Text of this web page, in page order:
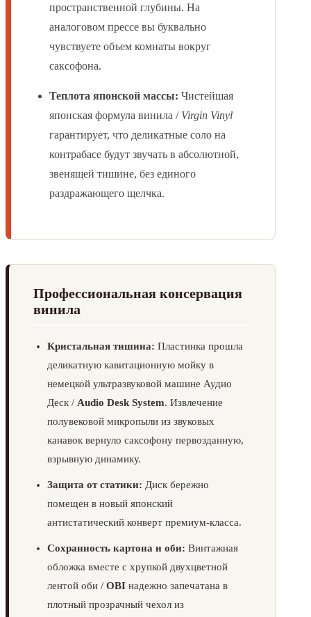
пространственной глубины. На
аналоговом прессе вы буквально
чувствуете объем комнаты вокруг
саксофона.
Теплота японской массы: Чистейшая
японская формула винила / Virgin Vinyl
гарантирует, что деликатные соло на
контрабасе будут звучать в абсолютной,
звенящей тишине, без единого
раздражающего щелчка.
Профессиональная консервация
винила
Кристальная тишина: Пластинка прошла
деликатную кавитационную мойку в
немецкой ультразвуковой машине Аудио
Деск / Audio Desk System. Извлечение
полувековой микропыли из звуковых
канавок вернуло саксофону первозданную,
взрывную динамику.
Защита от статики: Диск бережно
помещен в новый японский
антистатический конверт премиум-класса.
Сохранность картона и оби: Винтажная
обложка вместе с хрупкой двухцветной
лентой оби / OBI надежно запечатана в
плотный прозрачный чехол из